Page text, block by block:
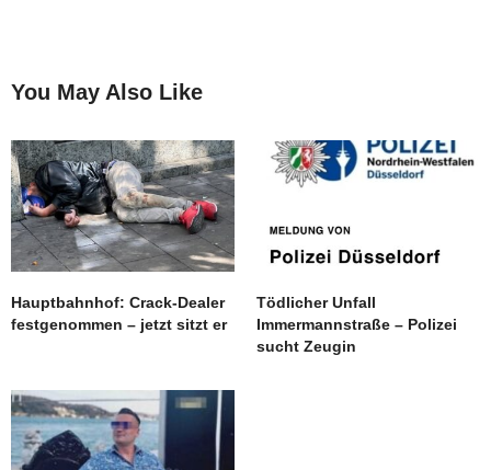
You May Also Like
Hauptbahnhof: Crack-Dealer
festgenommen – jetzt sitzt er
Tödlicher Unfall
Immermannstraße – Polizei
sucht Zeugin